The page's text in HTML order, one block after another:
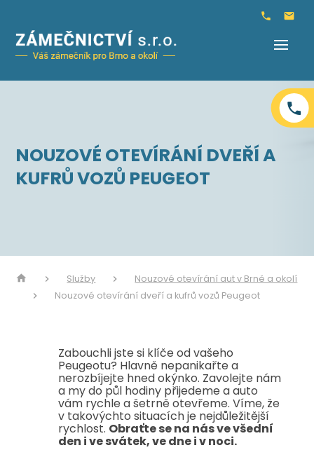
NOUZOVÉ OTEVÍRÁNÍ DVEŘÍ A
KUFRŮ VOZŮ PEUGEOT
Služby
Nouzové otevírání aut v Brně a okolí
Nouzové otevírání dveří a kufrů vozů Peugeot
Zabouchli jste si klíče od vašeho
Peugeotu? Hlavně nepanikařte a
nerozbíjejte hned okýnko. Zavolejte nám
a my do půl hodiny přijedeme a auto
vám rychle a šetrně otevřeme. Víme, že
v takovýchto situacích je nejdůležitější
rychlost. Obraťte se na nás ve všední
den i ve svátek, ve dne i v noci.